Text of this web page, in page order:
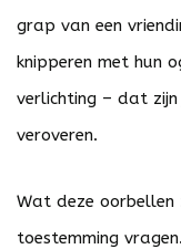
grap van een
knipperen met hun
verlichting – dat
veroveren.
Wat deze
toestemming